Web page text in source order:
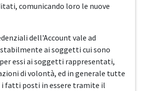
comunicando loro le nuove
dell'Account vale ad
ai soggetti cui sono
essi ai soggetti rappresentati,
di volontà, ed in generale tutte
fatti posti in essere tramite il